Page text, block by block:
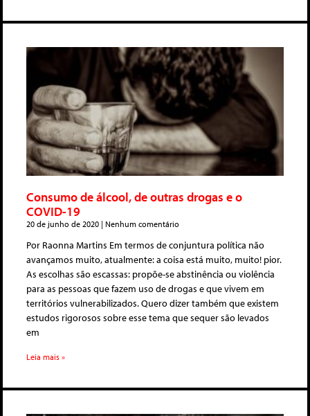
Consumo de álcool, de outras drogas e o
COVID-19
20 de junho de 2020 Nenhum comentário
Por Raonna Martins Em termos de conjuntura política não
avançamos muito, atualmente: a coisa está muito, muito! pior.
As escolhas são escassas: propõe-se abstinência ou violência
para as pessoas que fazem uso de drogas e que vivem em
territórios vulnerabilizados. Quero dizer também que existem
estudos rigorosos sobre esse tema que sequer são levados
em
Leia mais »